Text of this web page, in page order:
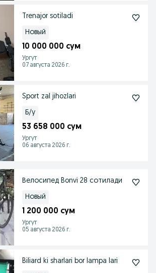
Trenajor sotiladi
Новый
10 000 000 сум
Ургут
07 августа 2026 г.
Sport zal jihozlari
Б/у
53 658 000 сум
Ургут
06 августа 2026 г.
Велосипед Bonvi 28 сотилади
Новый
1 200 000 сум
Ургут
05 августа 2026 г.
Biliard ki sharlari bor lampa lari